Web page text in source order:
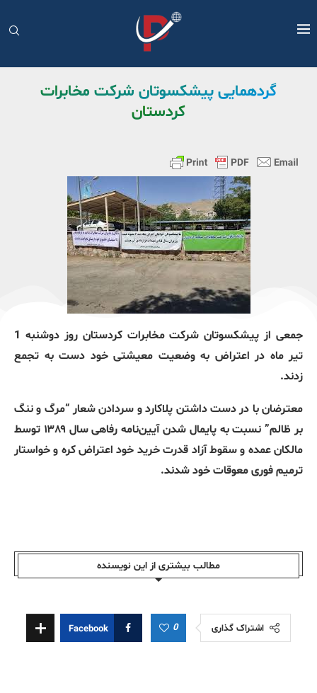
‌گردهمایی پیشکسوتان شرکت مخابرات
کردستان
جمعی از پیشکسوتان شرکت مخابرات کردستان روز دوشنبه 1
تیر ماه در اعتراض به وضعیت معیشتی خود دست به تجمع
زدند.
معترضان با در دست داشتن پلاکارد و سردادن شعار “مرگ و ننگ
بر ظالم” نسبت به پایمال شدن آیین‌نامه رفاهی سال ۱۳۸۹ توسط
مالکان عمده و سقوط آزاد قدرت خرید خود اعتراض کره و خواستار
ترمیم فوری معوقات خود شدند.
مطالب بیشتری از این نویسندە
اشتراک گذاری 0
Facebook